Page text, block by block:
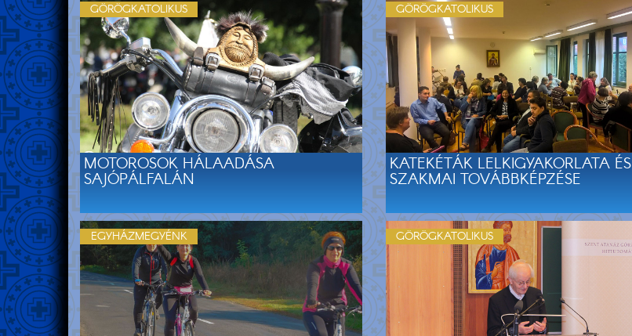
MOTOROSOK HÁLAADÁSA
SAJÓPÁLFALÁN
GÖRÖGKATOLIKUS
KATEKÉTÁK LELKIGYAKORLATA ÉS
SZAKMAI TOVÁBBKÉPZÉSE
GÖRÖGKATOLIKUS
EGYHÁZMEGYÉNK GÖRÖGKATOLIKUS